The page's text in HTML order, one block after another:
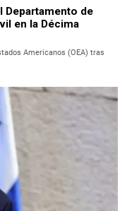
Departamento de
en la Décima
Americanos (OEA) tras